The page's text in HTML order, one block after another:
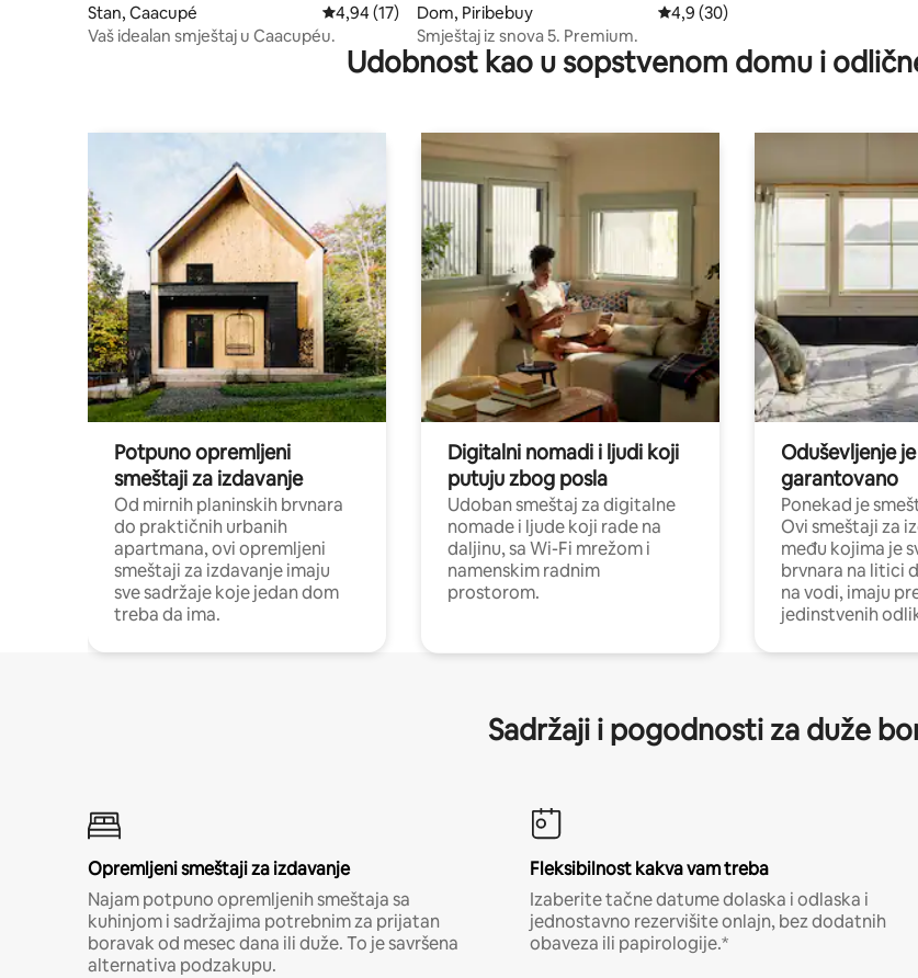
Stan, Caacupé Prosečna ocena 4,94 od 5, utisaka: 17
4,94 (17)
Vaš idealan smještaj u Caacupéu.
Dom, Piribebuy Prosečna ocena 4,9 od 5, utisaka:
4,9 (30)
Smještaj iz snova 5. Premium.
Udobnost kao u sopstvenom domu i
Potpuno opremljeni
smeštaji za izdavanje
Od mirnih planinskih brvnara
do praktičnih urbanih
apartmana, ovi opremljeni
smeštaji za izdavanje imaju
sve sadržaje koje jedan dom
treba da ima.
Digitalni nomadi i ljudi koji
putuju zbog posla
Udoban smeštaj za digitalne
nomade i ljude koji rade na
daljinu, sa Wi-Fi mrežom i
namenskim radnim
prostorom.
Oduševljenje je
garantovano
Ponekad je
Ovi smeštaji za
među kojima je
brvnara na litici
na vodi, imaju
jedinstvenih
Sadržaji i pogodnosti za duže
Opremljeni smeštaji za izdavanje
Najam potpuno opremljenih smeštaja sa
kuhinjom i sadržajima potrebnim za prijatan
boravak od mesec dana ili duže. To je savršena
alternativa podzakupu.
Fleksibilnost kakva vam treba
Izaberite tačne datume dolaska i odlaska i
jednostavno rezervišite onlajn, bez dodatnih
obaveza ili papirologije.*